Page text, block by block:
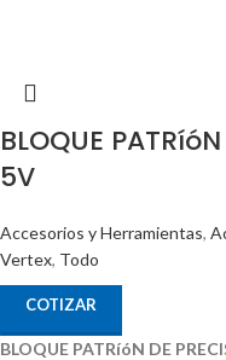
BLOQUE
5V
Accesorios y Herramientas,
Vertex, Todo
COTIZAR
BLOQUE PATRíóN DE